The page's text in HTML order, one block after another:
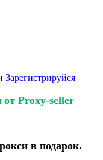
Зарегистрируйся
от Proxy-seller
в подарок.